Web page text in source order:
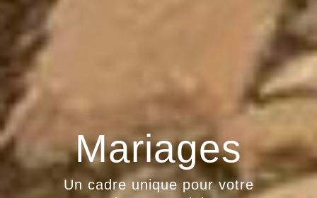
Mariages
Un cadre unique pour votre